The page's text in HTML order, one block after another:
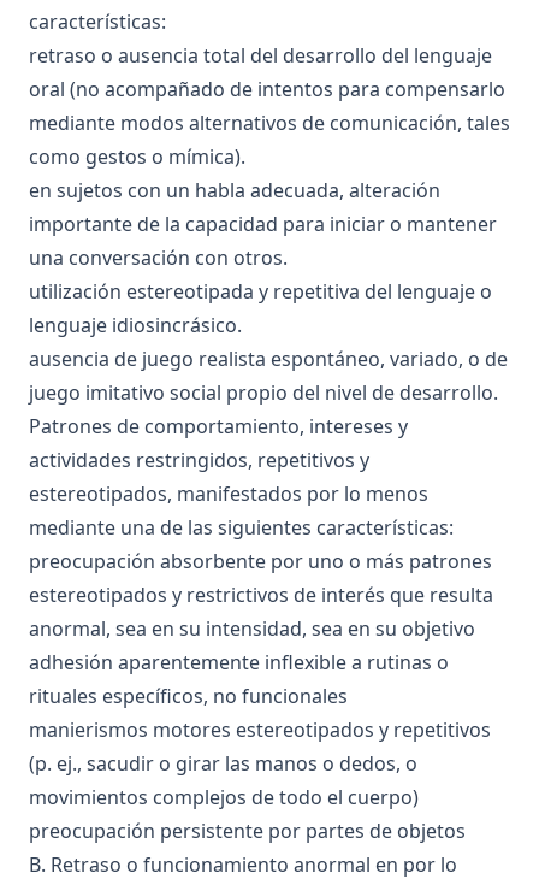
características:
retraso o ausencia total del desarrollo del lenguaje
oral (no acompañado de intentos para compensarlo
mediante modos alternativos de comunicación, tales
como gestos o mímica).
en sujetos con un habla adecuada, alteración
importante de la capacidad para iniciar o mantener
una conversación con otros.
utilización estereotipada y repetitiva del lenguaje o
lenguaje idiosincrásico.
ausencia de juego realista espontáneo, variado, o de
juego imitativo social propio del nivel de desarrollo.
Patrones de comportamiento, intereses y
actividades restringidos, repetitivos y
estereotipados, manifestados por lo menos
mediante una de las siguientes características:
preocupación absorbente por uno o más patrones
estereotipados y restrictivos de interés que resulta
anormal, sea en su intensidad, sea en su objetivo
adhesión aparentemente inflexible a rutinas o
rituales específicos, no funcionales
manierismos motores estereotipados y repetitivos
(p. ej., sacudir o girar las manos o dedos, o
movimientos complejos de todo el cuerpo)
preocupación persistente por partes de objetos
B. Retraso o funcionamiento anormal en por lo